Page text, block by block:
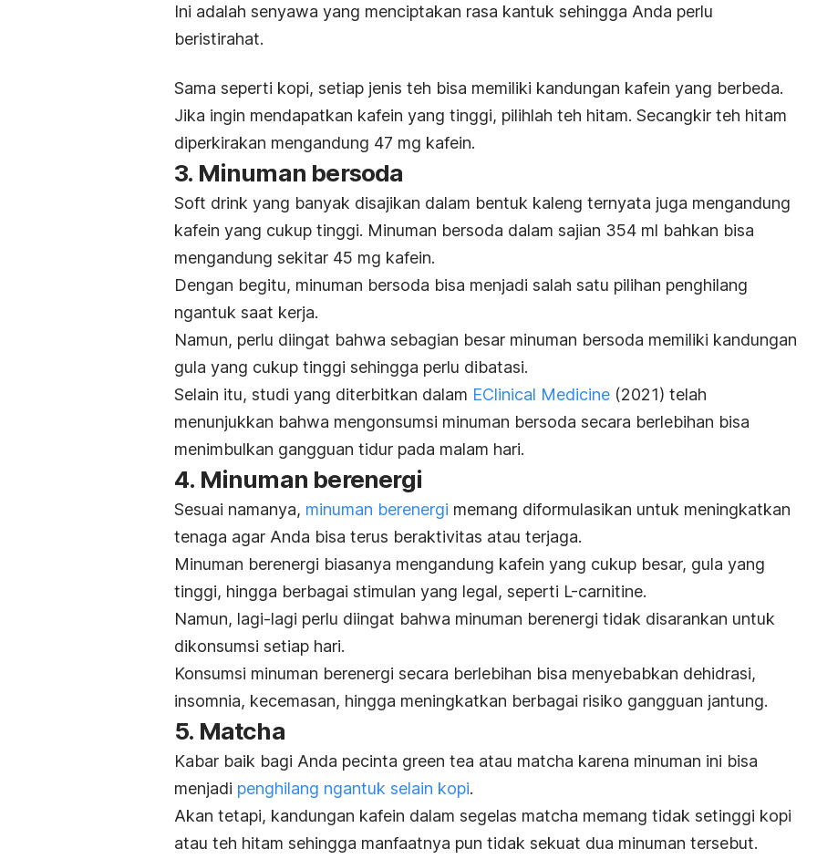
Ini adalah senyawa yang menciptakan rasa kantuk sehingga Anda perlu
beristirahat.
Sama seperti kopi, setiap jenis teh bisa memiliki kandungan kafein yang berbeda.
Jika ingin mendapatkan kafein yang tinggi, pilihlah teh hitam. Secangkir teh hitam
diperkirakan mengandung 47 mg kafein.
3. Minuman bersoda
Soft drink yang banyak disajikan dalam bentuk kaleng ternyata juga mengandung
kafein yang cukup tinggi. Minuman bersoda dalam sajian 354 ml bahkan bisa
mengandung sekitar 45 mg kafein.
Dengan begitu, minuman bersoda bisa menjadi salah satu pilihan penghilang
ngantuk saat kerja.
Namun, perlu diingat bahwa sebagian besar minuman bersoda memiliki kandungan
gula yang cukup tinggi sehingga perlu dibatasi.
Selain itu, studi yang diterbitkan dalam EClinical Medicine (2021) telah
menunjukkan bahwa mengonsumsi minuman bersoda secara berlebihan bisa
menimbulkan gangguan tidur pada malam hari.
4. Minuman berenergi
Sesuai namanya, minuman berenergi memang diformulasikan untuk meningkatkan
tenaga agar Anda bisa terus beraktivitas atau terjaga.
Minuman berenergi biasanya mengandung kafein yang cukup besar, gula yang
tinggi, hingga berbagai stimulan yang legal, seperti L-carnitine.
Namun, lagi-lagi perlu diingat bahwa minuman berenergi tidak disarankan untuk
dikonsumsi setiap hari.
Konsumsi minuman berenergi secara berlebihan bisa menyebabkan dehidrasi,
insomnia, kecemasan, hingga meningkatkan berbagai risiko gangguan jantung.
5. Matcha
Kabar baik bagi Anda pecinta green tea atau matcha karena minuman ini bisa
menjadi penghilang ngantuk selain kopi.
Akan tetapi, kandungan kafein dalam segelas matcha memang tidak setinggi kopi
atau teh hitam sehingga manfaatnya pun tidak sekuat dua minuman tersebut.